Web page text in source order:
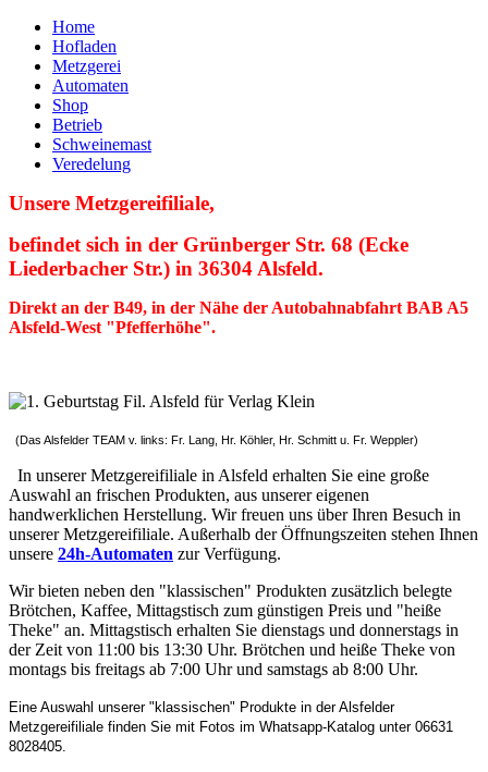
Home
Hofladen
Metzgerei
Automaten
Shop
Betrieb
Schweinemast
Veredelung
Unsere Metzgereifiliale,
befindet sich in der Grünberger Str. 68 (Ecke
Liederbacher Str.) in 36304 Alsfeld.
Direkt an der B49, in der Nähe der Autobahnabfahrt BAB A5
Alsfeld-West "Pfefferhöhe".
(Das Alsfelder TEAM v. links: Fr. Lang, Hr. Köhler, Hr. Schmitt u. Fr. Weppler)
In unserer Metzgereifiliale in Alsfeld erhalten Sie eine große
Auswahl an frischen Produkten, aus unserer eigenen
handwerklichen Herstellung. Wir freuen uns über Ihren Besuch in
unserer Metzgereifiliale. Außerhalb der Öffnungszeiten stehen Ihnen
unsere 24h-Automaten zur Verfügung.
Wir bieten neben den "klassischen" Produkten zusätzlich belegte
Brötchen, Kaffee, Mittagstisch zum günstigen Preis und "heiße
Theke" an. Mittagstisch erhalten Sie dienstags und donnerstags in
der Zeit von 11:00 bis 13:30 Uhr. Brötchen und heiße Theke von
montags bis freitags ab 7:00 Uhr und samstags ab 8:00 Uhr.
Eine Auswahl unserer "klassischen" Produkte in der Alsfelder
Metzgereifiliale finden Sie mit Fotos im Whatsapp-Katalog unter 06631
8028405.